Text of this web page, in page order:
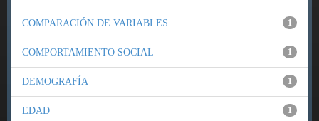
1
COMPARACIÓN DE VARIABLES
1
COMPORTAMIENTO SOCIAL
1
DEMOGRAFÍA
1
EDAD